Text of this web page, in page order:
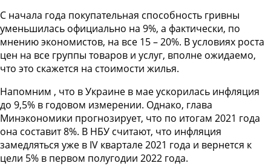
С начала года покупательная способность гривны
уменьшилась официально на 9%, а фактически, по
мнению экономистов, на все 15 – 20%. В условиях роста
цен на все группы товаров и услуг, вполне ожидаемо,
что это скажется на стоимости жилья.
Напомним , что в Украине в мае ускорилась инфляция
до 9,5% в годовом измерении. Однако, глава
Минэкономики прогнозирует, что по итогам 2021 года
она составит 8%. В НБУ считают, что инфляция
замедляться уже в IV квартале 2021 года и вернется к
цели 5% в первом полугодии 2022 года.